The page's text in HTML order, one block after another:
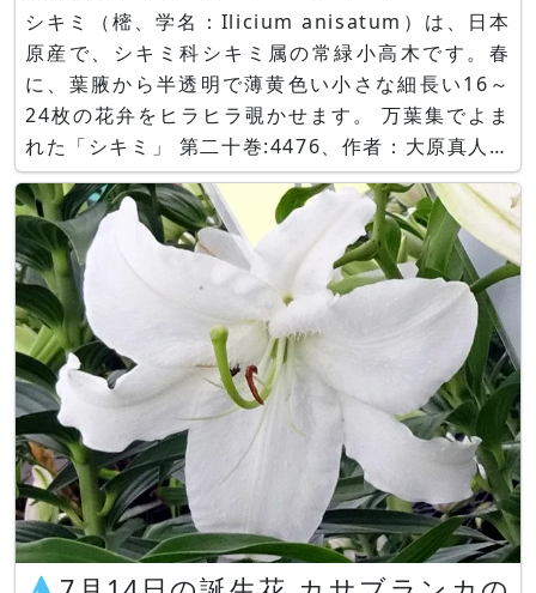
シキミ（樒、学名：Ilicium anisatum）は、日本
原産で、シキミ科シキミ属の常緑小高木です。春
に、葉腋から半透明で薄黄色い小さな細長い16～
24枚の花弁をヒラヒラ覗かせます。 万葉集でよま
れた「シキミ」 第二十巻:4476、作者：大原真人今
城 奥山の 樒（しきみ）の花の名のように しく
しく（しきりに）君（あなた）を 恋続けることで
しょう。 原文はこちらへ ... 以下本文に続く